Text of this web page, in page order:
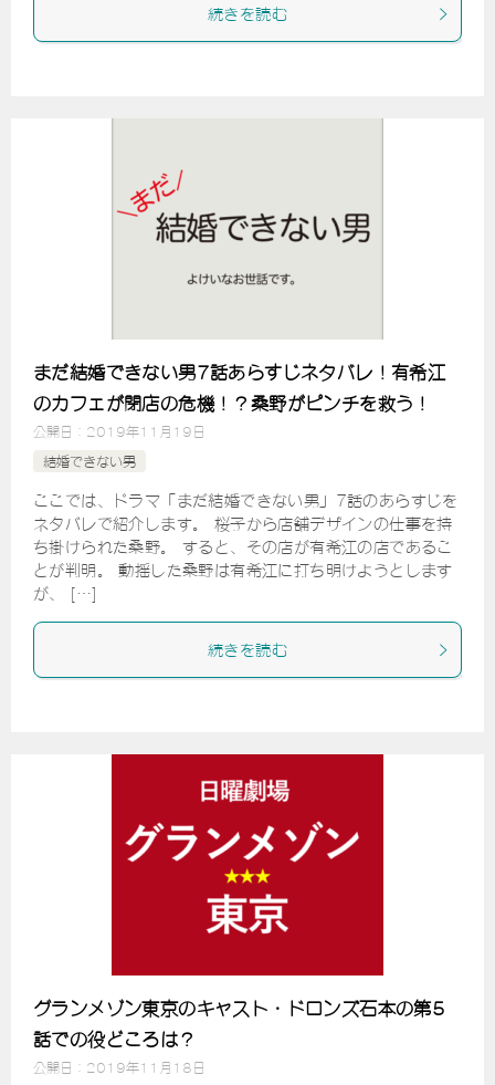
続きを読む
まだ結婚できない男7話あらすじネタバレ！有希江
のカフェが閉店の危機！？桑野がピンチを救う！
公開日： 2019年11月19日
結婚できない男
ここでは、ドラマ「まだ結婚できない男」7話のあらすじを
ネタバレで紹介します。 桜子から店舗デザインの仕事を持
ち掛けられた桑野。 すると、その店が有希江の店であるこ
とが判明。 動揺した桑野は有希江に打ち明けようとします
が、 […]
続きを読む
グランメゾン東京のキャスト・ドロンズ石本の第5
話での役どころは？
公開日： 2019年11月18日